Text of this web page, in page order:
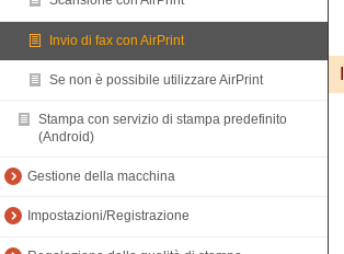
Invio di fax con AirPrint
Se non è possibile utilizzare AirPrint
Stampa con servizio di stampa predefinito
(Android)
Gestione della macchina
Impostazioni/Registrazione